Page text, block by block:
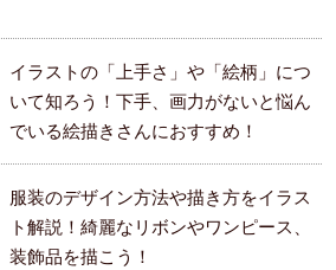
イラストの「上手さ」や「絵柄」につ
いて知ろう！下手、画力がないと悩ん
でいる絵描きさんにおすすめ！
服装のデザイン方法や描き方をイラス
ト解説！綺麗なリボンやワンピース、
装飾品を描こう！